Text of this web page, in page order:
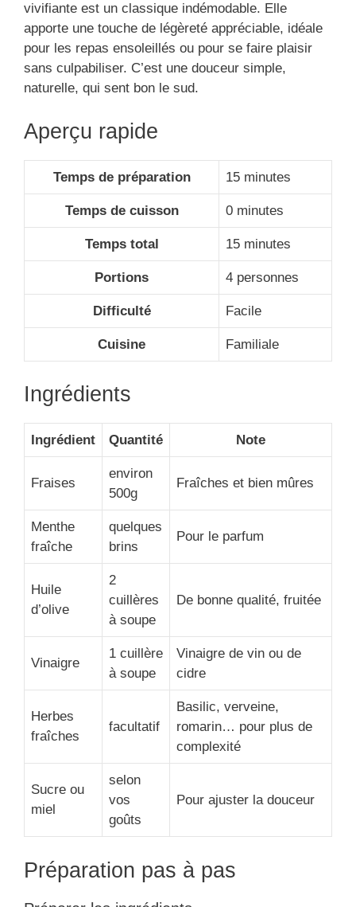
vivifiante est un classique indémodable. Elle
apporte une touche de légèreté appréciable, idéale
pour les repas ensoleillés ou pour se faire plaisir
sans culpabiliser. C’est une douceur simple,
naturelle, qui sent bon le sud.
Aperçu rapide
Temps de préparation 15 minutes
Temps de cuisson 0 minutes
Temps total 15 minutes
Portions 4 personnes
Difficulté Facile
Cuisine Familiale
Ingrédients
Ingrédient Quantité Note
Fraises
environ
500g
Fraîches et bien mûres
Menthe
fraîche
quelques
brins
Pour le parfum
Huile
d’olive
2
cuillères
à soupe
De bonne qualité, fruitée
Vinaigre
1 cuillère
à soupe
Vinaigre de vin ou de
cidre
Herbes
fraîches
facultatif
Basilic, verveine,
romarin… pour plus de
complexité
Sucre ou
miel
selon
vos
goûts
Pour ajuster la douceur
Préparation pas à pas